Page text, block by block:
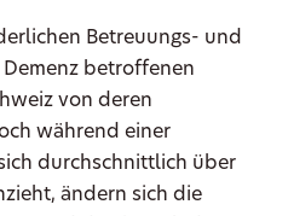
Betreuungs- und
betroffenen
von deren
während einer
durchschnittlich über
ändern sich die